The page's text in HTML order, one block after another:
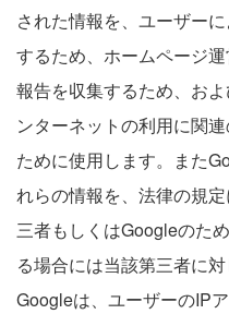
された情報を、ユーザー
するため、ホームページ
報告を収集するため、お
ンターネットの利用に関
ために使用します。また
れらの情報を、法律の規
三者もしくはGoogleのた
る場合には当該第三者に
Googleは、ユーザーのIP